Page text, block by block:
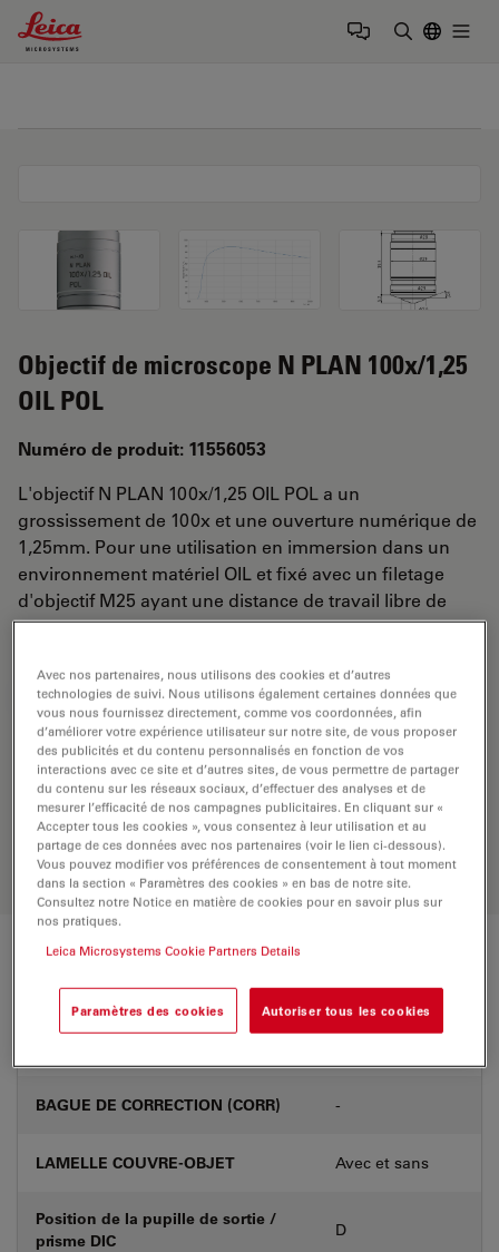
Leica Microsystems Logo
Objectif de microscope N PLAN 100x/1,25
OIL POL
Numéro de produit: 11556053
L'objectif N PLAN 100x/1,25 OIL POL a un
grossissement de 100x et une ouverture numérique de
1,25mm. Pour une utilisation en immersion dans un
environnement matériel OIL et fixé avec un filetage
d'objectif M25 ayant une distance de travail libre de
0,12 mm et un FN de 22.
DEMANDE DE DEVIS
Découvrez la solution idéale.
Explorez notresélecteur d’objectifs
comparez les alternatives et trouvez
l’option la mieux adaptée à vos
besoins.
Caractéristiques techniques
BAGUE DE CORRECTION (CORR) -
LAMELLE COUVRE-OBJET Avec et sans
Position de la pupille de sortie /
prisme DIC
D
Avec nos partenaires, nous utilisons des cookies et d’autres
technologies de suivi. Nous utilisons également certaines données que
vous nous fournissez directement, comme vos coordonnées, afin
d’améliorer votre expérience utilisateur sur notre site, de vous proposer
des publicités et du contenu personnalisés en fonction de vos
interactions avec ce site et d’autres sites, de vous permettre de partager
du contenu sur les réseaux sociaux, d’effectuer des analyses et de
mesurer l’efficacité de nos campagnes publicitaires. En cliquant sur «
Accepter tous les cookies », vous consentez à leur utilisation et au
partage de ces données avec nos partenaires (voir le lien ci-dessous).
Vous pouvez modifier vos préférences de consentement à tout moment
dans la section « Paramètres des cookies » en bas de notre site.
Consultez notre Notice en matière de cookies pour en savoir plus sur
nos pratiques.
Leica Microsystems Cookie Partners Details
Paramètres des cookies Autoriser tous les cookies